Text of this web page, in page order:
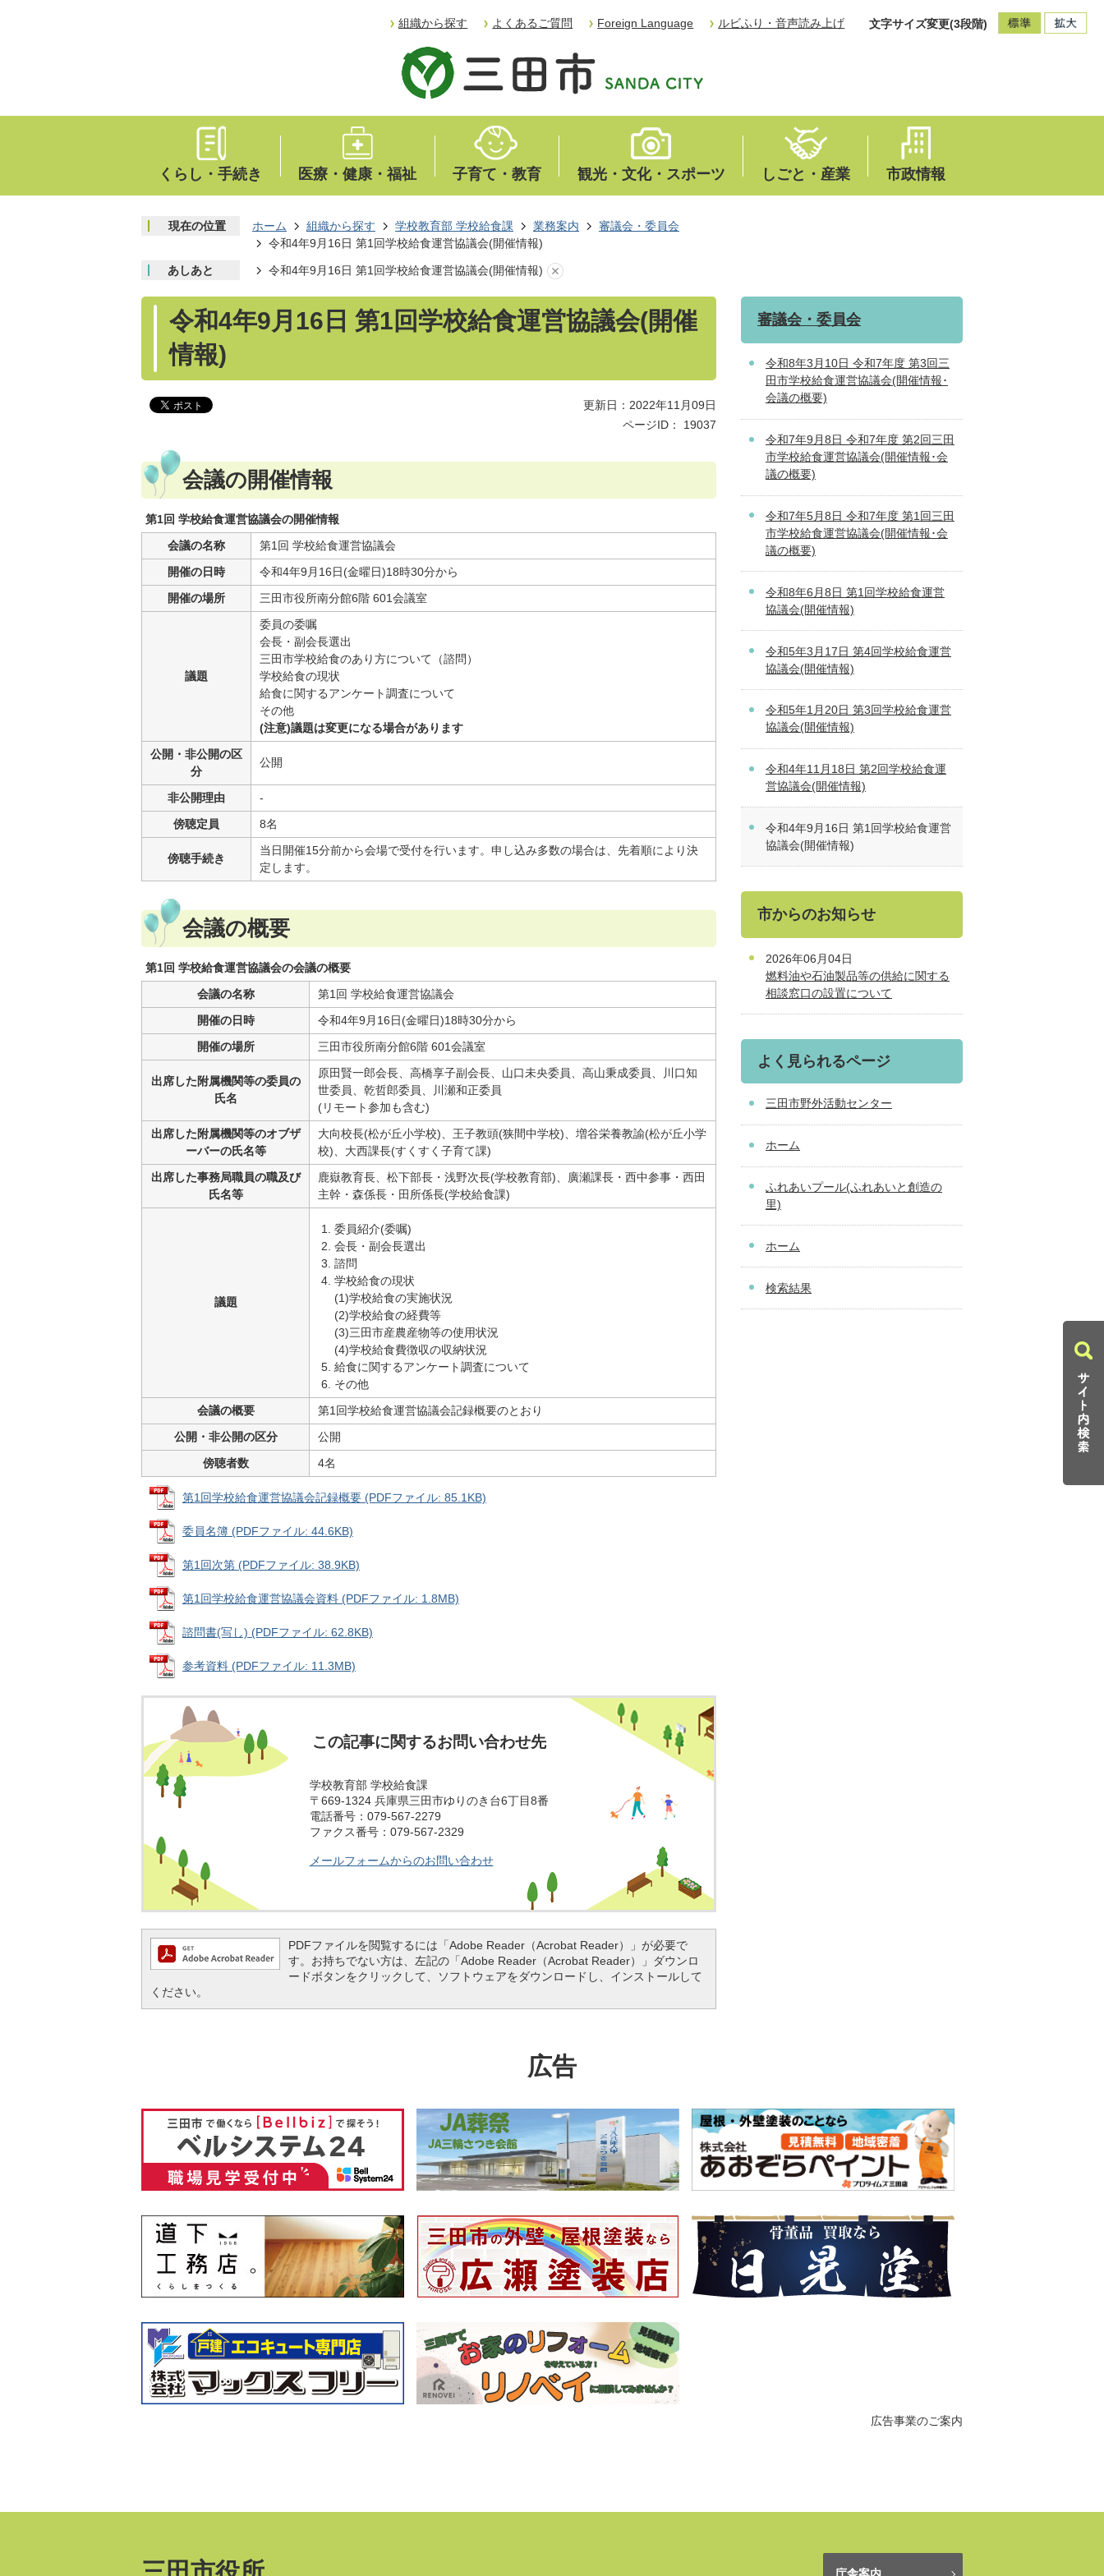
組織から探す よくあるご質問 Foreign Language ルビふり・音声読み上げ 文字サイズ変更(3段階)
くらし・手続き 医療・健康・福祉 子育て・教育 観光・文化・スポーツ しごと・産業 市政情報
現在の位置 ホーム 組織から探す 学校教育部 学校給食課 業務案内
審議会・委員会
令和4年9月16日 第1回学校給食運営協議会(開催情報)
あしあと 令和4年9月16日 第1回学校給食運営協議会(開催情報)
令和4年9月16日 第1回学校給食運営協議会(開催
情報)
更新日：2022年11月09日
ページID：
19037
会議の開催情報
第1回 学校給食運営協議会の開催情報
会議の名称
第1回 学校給食運営協議会
開催の日時
令和4年9月16日(金曜日)18時30分から
開催の場所
三田市役所南分館6階 601会議室
議題
委員の委嘱
会長・副会長選出
三田市学校給食のあり方について（諮問）
学校給食の現状
給食に関するアンケート調査について
その他
(注意)議題は変更になる場合があります
公開・非公開の区
分
公開
非公開理由
-
傍聴定員
8名
傍聴手続き
当日開催15分前から会場で受付を行います。申し込み多数の場合は、先着順により決
定します。
会議の概要
第1回 学校給食運営協議会の会議の概要
会議の名称
第1回 学校給食運営協議会
開催の日時
令和4年9月16日(金曜日)18時30分から
開催の場所
三田市役所南分館6階 601会議室
出席した附属機関等の委員の
氏名
原田賢一郎会長、高橋享子副会長、山口未央委員、高山秉成委員、川口知
世委員、乾哲郎委員、川瀬和正委員
(リモート参加も含む)
出席した附属機関等のオブザ
ーバーの氏名等
大向校長(松が丘小学校)、王子教頭(狭間中学校)、増谷栄養教諭(松が丘小学
校)、大西課長(すくすく子育て課)
出席した事務局職員の職及び
氏名等
鹿嶽教育長、松下部長・浅野次長(学校教育部)、廣瀬課長・西中参事・西田
主幹・森係長・田所係長(学校給食課)
議題
委員紹介(委嘱)
会長・副会長選出
諮問
学校給食の現状
(1)学校給食の実施状況
(2)学校給食の経費等
(3)三田市産農産物等の使用状況
(4)学校給食費徴収の収納状況
給食に関するアンケート調査について
その他
会議の概要
第1回学校給食運営協議会記録概要のとおり
公開・非公開の区分
公開
傍聴者数
4名
第1回学校給食運営協議会記録概要 (PDFファイル: 85.1KB)
委員名簿 (PDFファイル: 44.6KB)
第1回次第 (PDFファイル: 38.9KB)
第1回学校給食運営協議会資料 (PDFファイル: 1.8MB)
諮問書(写し) (PDFファイル: 62.8KB)
参考資料 (PDFファイル: 11.3MB)
この記事に関するお問い合わせ先
学校教育部 学校給食課
〒669-1324 兵庫県三田市ゆりのき台6丁目8番
電話番号：079-567-2279
ファクス番号：079-567-2329
メールフォームからのお問い合わせ
PDFファイルを閲覧するには「Adobe Reader（Acrobat Reader）」が必要で
す。お持ちでない方は、左記の「Adobe Reader（Acrobat Reader）」ダウンロ
ードボタンをクリックして、ソフトウェアをダウンロードし、インストールして
ください。
審議会・委員会
令和8年3月10日 令和7年度 第3回三
田市学校給食運営協議会(開催情報･
会議の概要)
令和7年9月8日 令和7年度 第2回三田
市学校給食運営協議会(開催情報･会
議の概要)
令和7年5月8日 令和7年度 第1回三田
市学校給食運営協議会(開催情報･会
議の概要)
令和8年6月8日 第1回学校給食運営
協議会(開催情報)
令和5年3月17日 第4回学校給食運営
協議会(開催情報)
令和5年1月20日 第3回学校給食運営
協議会(開催情報)
令和4年11月18日 第2回学校給食運
営協議会(開催情報)
令和4年9月16日 第1回学校給食運営
協議会(開催情報)
市からのお知らせ
2026年06月04日
燃料油や石油製品等の供給に関する
相談窓口の設置について
よく見られるページ
三田市野外活動センター
ホーム
ふれあいプール(ふれあいと創造の
里)
ホーム
検索結果
広告
広告事業のご案内